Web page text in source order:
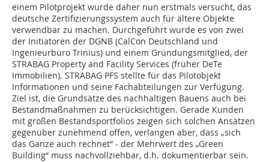
einem Pilotprojekt wurde daher nun erstmals versucht, das
deutsche Zertifizierungssystem auch für ältere Objekte
verwendbar zu machen. Durchgeführt wurde es von zwei
der Initiato­ren der DGNB (CalCon Deutschland und
Ingenieurbüro Trinius) und einem Gründungsmitglied, der
STRABAG Property and Facility Services (früher DeTe
Immobilien). STRABAG PFS stellte für das Pilotobjekt
Informationen und seine Fachabteilungen zur Verfügung.
Ziel ist, die Grundsätze des nachhaltigen Bauens auch bei
Bestandmaßnahmen zu berücksichtigen. Gerade Kunden
mit großen Bestandsportfolios zeigen sich solchen Ansätzen
gegenüber zunehmend offen, verlangen aber, dass „sich
das Ganze auch rechnet“ - der Mehrwert des „Green
Building“ muss nachvollziehbar, d.h. dokumentierbar sein.